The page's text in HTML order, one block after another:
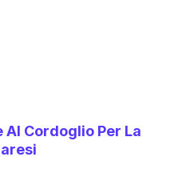
Al Cordoglio Per La